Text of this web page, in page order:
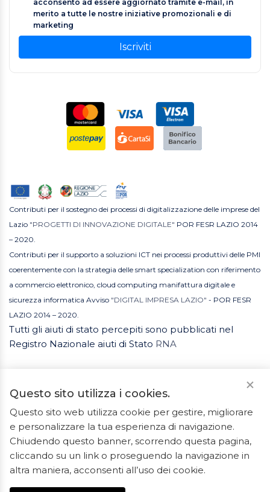
acconsento ad essere aggiornato tramite e-mail, in
merito a tutte le nostre iniziative promozionali e di
marketing
Iscriviti
Contributi per il sostegno dei processi di digitalizzazione delle imprese del
Lazio "PROGETTI DI INNOVAZIONE DIGITALE" POR FESR LAZIO 2014
– 2020.
Contributi per il supporto a soluzioni ICT nei processi produttivi delle PMI
coerentemente con la strategia delle smart specialization con riferimento
a commercio elettronico, cloud computing manifattura digitale e
sicurezza informatica Avviso "DIGITAL IMPRESA LAZIO" - POR FESR
LAZIO 2014 – 2020.
Tutti gli aiuti di stato percepiti sono pubblicati nel
Registro Nazionale aiuti di Stato RNA
2023 © Tutti i diritti riservati. ArredoBagno.shop è un
marchio registrato.
Ceramiche Marrocco - Via Ponte Gagliardo 34 - 04022
Questo sito utilizza i cookies.
Questo sito web utilizza cookie per gestire, migliorare
e personalizzare la tua esperienza di navigazione.
Chiudendo questo banner, scorrendo questa pagina,
cliccando su un link o proseguendo la navigazione in
altra maniera, acconsenti all’uso dei cookie.